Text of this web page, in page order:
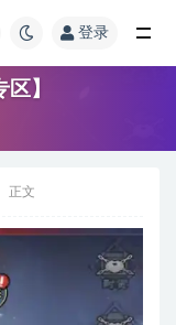
登录
】
正文